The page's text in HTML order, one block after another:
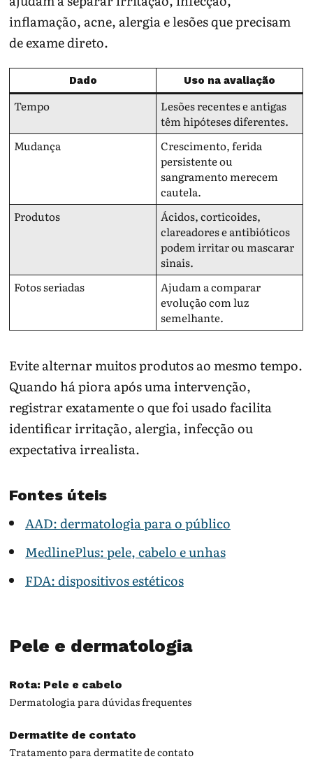
inflamação, acne, alergia e lesões que precisam
de exame direto.
Dado Uso na avaliação
Tempo
Lesões recentes e antigas
têm hipóteses diferentes.
Mudança
Crescimento, ferida
persistente ou
sangramento merecem
cautela.
Produtos
Ácidos, corticoides,
clareadores e antibióticos
podem irritar ou mascarar
sinais.
Fotos seriadas
Ajudam a comparar
evolução com luz
semelhante.
Evite alternar muitos produtos ao mesmo tempo.
Quando há piora após uma intervenção,
registrar exatamente o que foi usado facilita
identificar irritação, alergia, infecção ou
expectativa irrealista.
Fontes úteis
AAD: dermatologia para o público
MedlinePlus: pele, cabelo e unhas
FDA: dispositivos estéticos
Pele e dermatologia
Rota: Pele e cabelo
Dermatologia para dúvidas frequentes
Dermatite de contato
Tratamento para dermatite de contato